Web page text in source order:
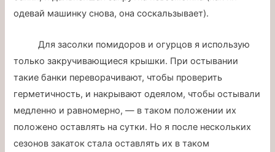
одевай машинку снова, она соскальзывает).
Для засолки помидоров и огурцов я использую
только закручивающиеся крышки. При остывании
такие банки переворачивают, чтобы проверить
герметичность, и накрывают одеялом, чтобы остывали
медленно и равномерно, — в таком положении их
положено оставлять на сутки. Но я после нескольких
сезонов закаток стала оставлять их в таком